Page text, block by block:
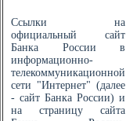
Ссылки на
официальный сайт
Банка России в
информационно-
телекоммуникационной
сети "Интернет" (далее
- сайт Банка России) и
на страницу сайта